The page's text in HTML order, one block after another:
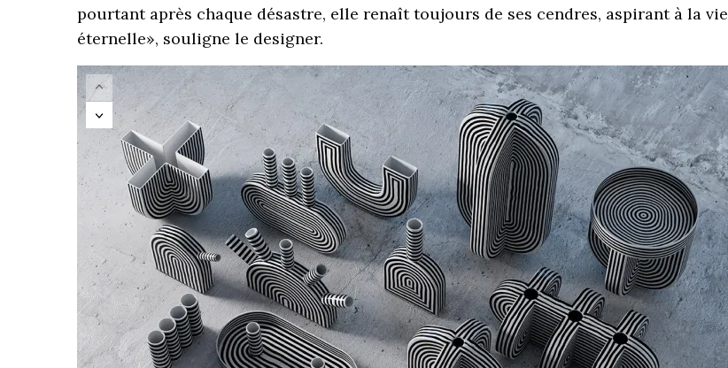
pourtant après chaque désastre, elle renaît toujours de ses cendres, aspirant à la vie
éternelle», souligne le designer.